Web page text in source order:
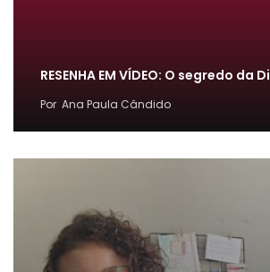
RESENHA EM VÍDEO: O segredo da
Por Ana Paula Cândido